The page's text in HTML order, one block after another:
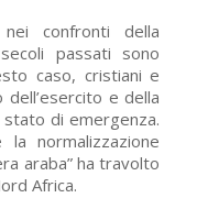
confronti della
passati sono
caso, cristiani e
dell’esercito e della
di emergenza.
normalizzazione
araba” ha travolto
Africa.